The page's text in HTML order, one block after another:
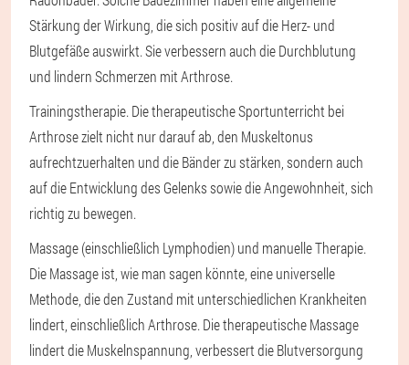
Stärkung der Wirkung, die sich positiv auf die Herz- und
Blutgefäße auswirkt. Sie verbessern auch die Durchblutung
und lindern Schmerzen mit Arthrose.
Trainingstherapie. Die therapeutische Sportunterricht bei
Arthrose zielt nicht nur darauf ab, den Muskeltonus
aufrechtzuerhalten und die Bänder zu stärken, sondern auch
auf die Entwicklung des Gelenks sowie die Angewohnheit, sich
richtig zu bewegen.
Massage (einschließlich Lymphodien) und manuelle Therapie.
Die Massage ist, wie man sagen könnte, eine universelle
Methode, die den Zustand mit unterschiedlichen Krankheiten
lindert, einschließlich Arthrose. Die therapeutische Massage
lindert die Muskelnspannung, verbessert die Blutversorgung